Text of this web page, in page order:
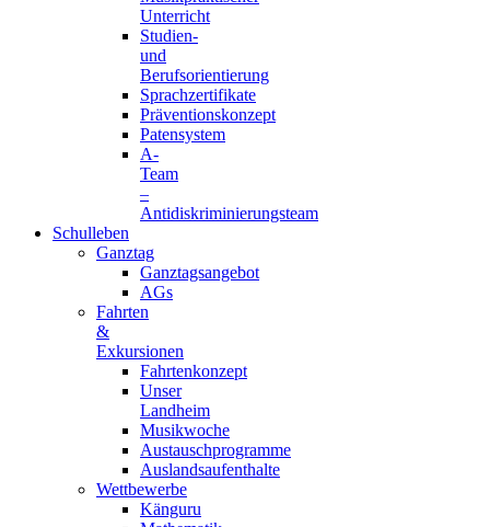
Unterricht
Studien-
und
Berufsorientierung
Sprachzertifikate
Präventionskonzept
Patensystem
A-
Team
–
Antidiskriminierungsteam
Schulleben
Ganztag
Ganztagsangebot
AGs
Fahrten
&
Exkursionen
Fahrtenkonzept
Unser
Landheim
Musikwoche
Austauschprogramme
Auslandsaufenthalte
Wettbewerbe
Känguru